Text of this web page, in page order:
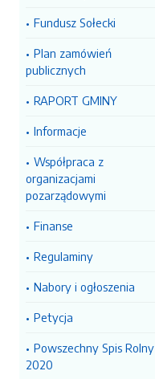
Fundusz Sołecki
Plan zamówień
publicznych
RAPORT GMINY
Informacje
Współpraca z
organizacjami
pozarządowymi
Finanse
Regulaminy
Nabory i ogłoszenia
Petycja
Powszechny Spis Rolny
2020